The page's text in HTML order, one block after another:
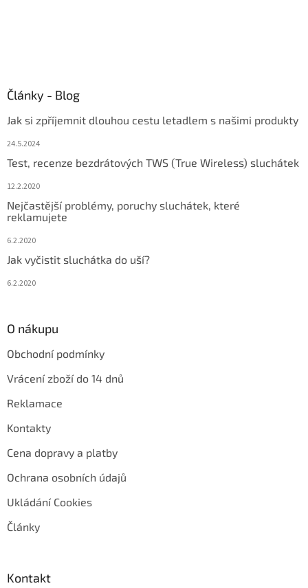
Články - Blog
Jak si zpříjemnit dlouhou cestu letadlem s našimi produkty
24.5.2024
Test, recenze bezdrátových TWS (True Wireless) sluchátek
12.2.2020
Nejčastější problémy, poruchy sluchátek, které
reklamujete
6.2.2020
Jak vyčistit sluchátka do uší?
6.2.2020
O nákupu
Obchodní podmínky
Vrácení zboží do 14 dnů
Reklamace
Kontakty
Cena dopravy a platby
Ochrana osobních údajů
Ukládání Cookies
Články
Kontakt